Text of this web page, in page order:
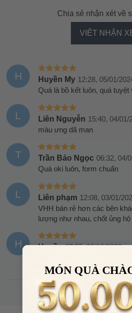
Chia sẻ nhận xét về
VIẾT NHẬN
H Huyền My 12:28, 05/01/
Quá là bồ kết luôn, quá tuyệt
L Liên Nguyễn 15:40, 04/01/
màu ưng dã man
T Trần Bảo Ngọc 06:32, 04/
Quá oki luôn, form chuẩn
L Liên phạm 12:08, 03/01/
VHH bán rẻ hơn các bên
lượng như nhau, chốt ủng
H Huyền 07:55, 29/12/2023
XEM THÊM
MÓN QUÀ